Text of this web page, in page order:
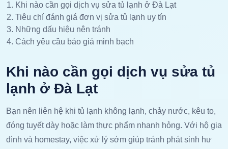
Khi nào cần gọi dịch vụ sửa tủ lạnh ở Đà Lạt
Tiêu chí đánh giá đơn vị sửa tủ lạnh uy tín
Những dấu hiệu nên tránh
Cách yêu cầu báo giá minh bạch
Khi nào cần gọi dịch vụ sửa tủ
lạnh ở Đà Lạt
Bạn nên liên hệ khi tủ lạnh không lạnh, chảy nước, kêu to,
đóng tuyết dày hoặc làm thực phẩm nhanh hỏng. Với hộ gia
đình và homestay, việc xử lý sớm giúp tránh phát sinh hư